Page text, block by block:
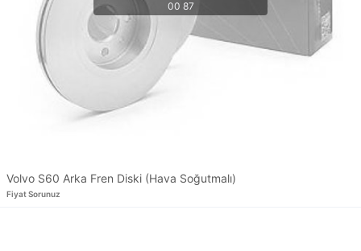
Volvo S60 Arka Fren Diski (Hava Soğutmalı)
Fiyat Sorunuz